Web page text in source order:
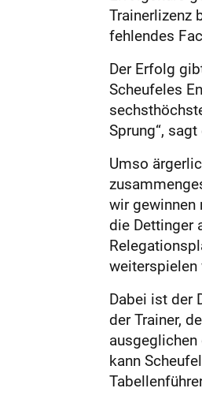
Trainerlizenz
fehlendes
Der Erfolg
Scheufeles
Sprung“,
Umso
wir gewinnen
die Dettinger
weiterspielen
Dabei ist der
der Trainer,
kann